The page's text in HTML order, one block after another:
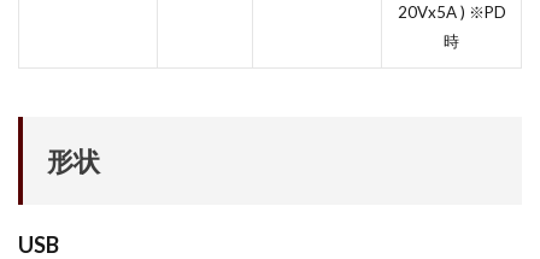
20Vx5A ) ※PD
時
形状
USB